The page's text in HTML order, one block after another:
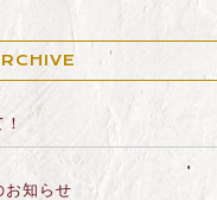
お知らせ